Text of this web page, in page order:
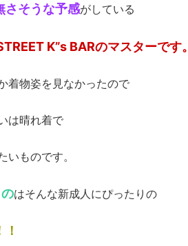
さそうな予感がしている
K”s BARのマスターです。
着物姿を見なかったので
は晴れ着で
いものです。
はそんな新成人にぴったりの